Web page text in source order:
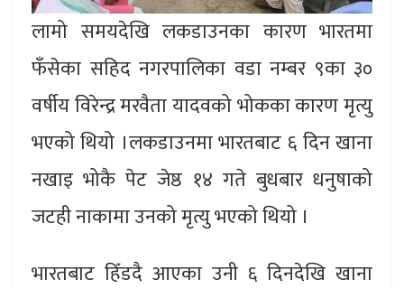
लामो समयदेखि लकडाउनका कारण भारतमा
फँसेका सहिद नगरपालिका वडा नम्बर ९का ३०
वर्षीय विरेन्द्र मरवैता यादवको भोकका कारण मृत्यु
भएको थियो ।लकडाउनमा भारतबाट ६ दिन खाना
नखाइ भोकै पेट जेष्ठ १४ गते बुधबार धनुषाको
जटही नाकामा उनको मृत्यु भएको थियो ।
भारतबाट हिँडदै आएका उनी ६ दिनदेखि खाना